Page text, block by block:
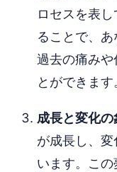
ロセスを表
ることで、あ
過去の痛みや
とができます
成長と変化の
が成長し、
います。この